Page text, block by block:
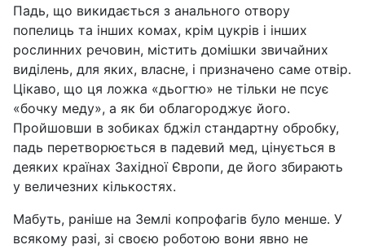
Падь, що викидається з анального отвору
попелиць та інших комах, крім цукрів і інших
рослинних речовин, містить домішки звичайних
виділень, для яких, власне, і призначено саме отвір.
Цікаво, що ця ложка «дьогтю» не тільки не псує
«бочку меду», а як би облагороджує його.
Пройшовши в зобиках бджіл стандартну обробку,
падь перетворюється в падевий мед, цінується в
деяких країнах Західної Європи, де його збирають
у величезних кількостях.
Мабуть, раніше на Землі копрофагів було менше. У
всякому разі, зі своєю роботою вони явно не